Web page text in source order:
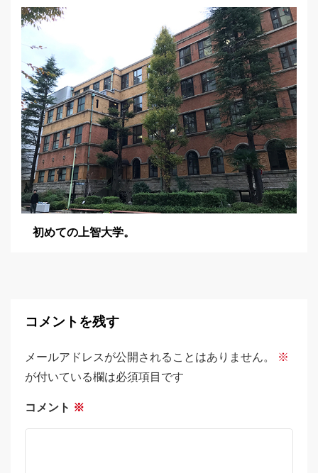
初めての上智大学。
コメントを残す
メールアドレスが公開されることはありません。
※
が付いている欄は必須項目です
コメント ※